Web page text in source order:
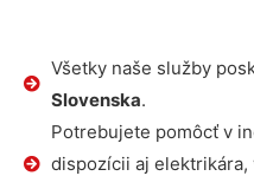
Všetky naše služby
Slovenska.
Potrebujete pomôcť v
dispozícii aj elektrikára,